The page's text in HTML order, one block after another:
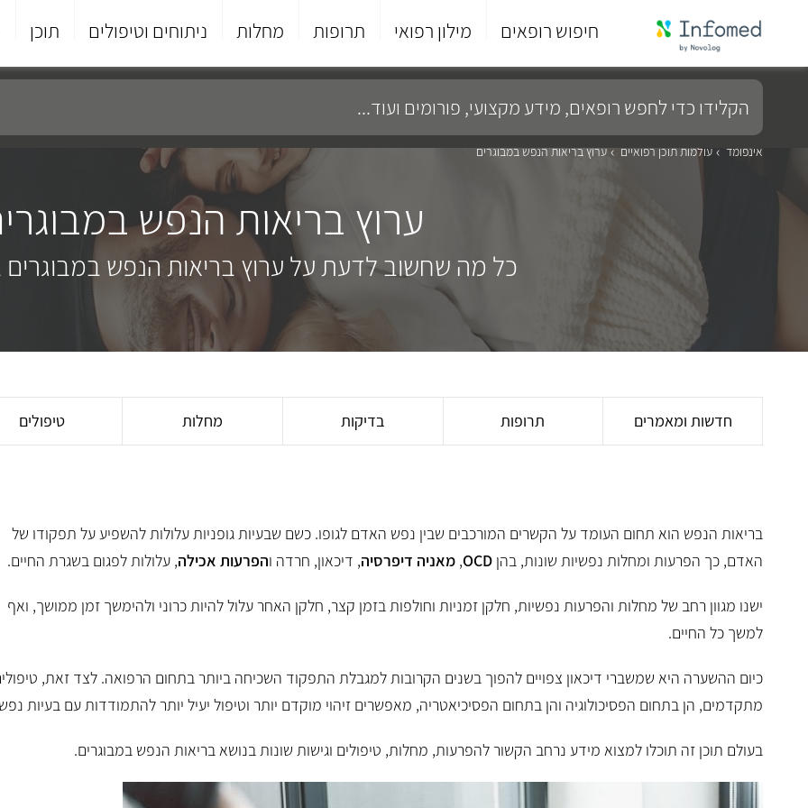
חיפוש רופאים מילון רפואי תרופות מחלות ניתוחים וטיפולים תוכן
סוף
התפריט
הקלידו
כדי
לחפש
רופאים,
מידע
אינפומד עולמות תוכן רפואיים ערוץ בריאות הנפש במבוגרים
ערוץ בריאות הנפש
כל מה שחשוב לדעת על ערוץ בריאות הנפש
חדשות ומאמרים תרופות בדיקות מחלות טיפולים
בריאות הנפש הוא תחום העומד על הקשרים המורכבים שבין נפש האדם לגופו. כשם שבעיות גופניות עלולות להשפיע על תפקודו של
האדם, כך הפרעות ומחלות נפשיות שונות, בהן OCD
, מאניה דיפרסיה, דיכאון, חרדה והפרעות אכילה, עלולות לפגום בשגרת החיים.
ישנו מגוון רחב של מחלות והפרעות נפשיות, חלקן זמניות וחולפות בזמן קצר, חלקן האחר עלול להיות כרוני ולהימשך זמן ממושך, ואף
למשך כל החיים.
כיום ההשערה היא שמשברי דיכאון צפויים להפוך בשנים הקרובות למגבלת התפקוד השכיחה ביותר בתחום הרפואה. לצד זאת,
מתקדמים, הן בתחום הפסיכולוגיה והן בתחום הפסיכיאטריה, מאפשרים זיהוי מוקדם יותר וטיפול יעיל יותר להתמודדות עם בעיות
בעולם תוכן זה תוכלו למצוא מידע נרחב הקשור להפרעות, מחלות, טיפולים וגישות שונות בנושא בריאות הנפש במבוגרים.
ד"ר דניאלה לובל
אבחון
הילד
דורית כנען ד"ר